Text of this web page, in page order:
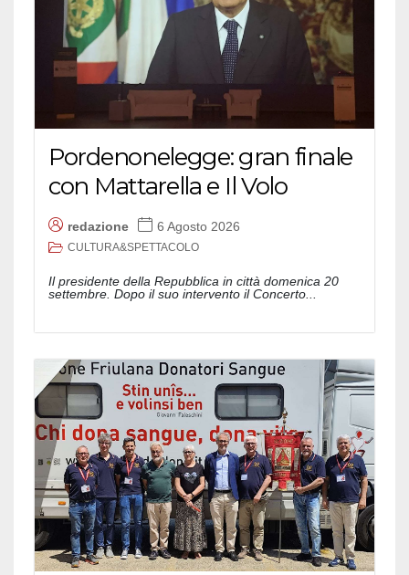
Pordenonelegge: gran finale
con Mattarella e Il Volo
redazione 6 Agosto 2026
CULTURA&SPETTACOLO
Il presidente della Repubblica in città domenica 20
settembre. Dopo il suo intervento il Concerto...